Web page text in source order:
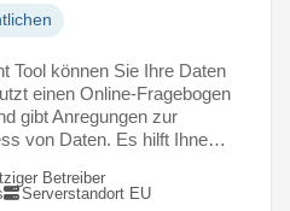
Tool können Sie Ihre Daten
einen Online-Fragebogen
gibt Anregungen zur
von Daten. Es hilft Ihne…
Betreiber
Serverstandort EU